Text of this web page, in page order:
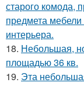
старого комода,
предмета
интерьера.
18. Небольшая,
площадью 36 кв.
19. Эта